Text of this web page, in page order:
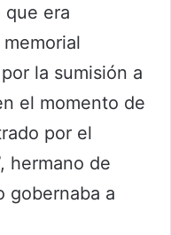
que era
la sumisión a
el momento de
por el
hermano de
gobernaba a